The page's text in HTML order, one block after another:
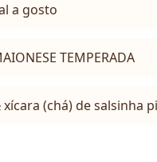
a gosto
TEMPERADA
(chá) de salsinha